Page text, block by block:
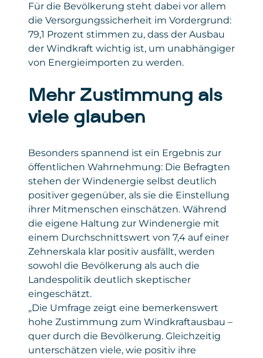
Für die Bevölkerung steht dabei vor allem
die Versorgungssicherheit im Vordergrund:
79,1 Prozent stimmen zu, dass der Ausbau
der Windkraft wichtig ist, um unabhängiger
von Energieimporten zu werden.
Mehr Zustimmung als
viele glauben
Besonders spannend ist ein Ergebnis zur
öffentlichen Wahrnehmung: Die Befragten
stehen der Windenergie selbst deutlich
positiver gegenüber, als sie die Einstellung
ihrer Mitmenschen einschätzen. Während
die eigene Haltung zur Windenergie mit
einem Durchschnittswert von 7,4 auf einer
Zehnerskala klar positiv ausfällt, werden
sowohl die Bevölkerung als auch die
Landespolitik deutlich skeptischer
eingeschätzt.
„Die Umfrage zeigt eine bemerkenswert
hohe Zustimmung zum Windkraftausbau –
quer durch die Bevölkerung. Gleichzeitig
unterschätzen viele, wie positiv ihre